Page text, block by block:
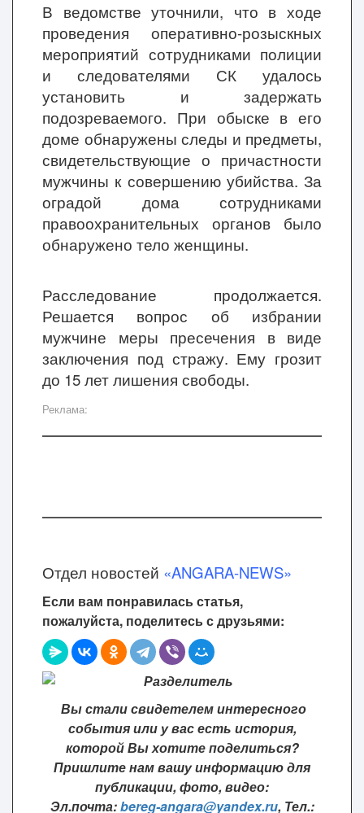
В ведомстве уточнили, что в ходе
проведения оперативно-розыскных
мероприятий сотрудниками полиции
и следователями СК удалось
установить и задержать
подозреваемого. При обыске в его
доме обнаружены следы и предметы,
свидетельствующие о причастности
мужчины к совершению убийства. За
оградой дома
сотрудниками
правоохранительных органов было
обнаружено тело женщины.
Расследование продолжается.
Решается вопрос об избрании
мужчине меры пресечения в виде
заключения под стражу. Ему грозит
до 15 лет лишения свободы.
Реклама:
Отдел новостей «ANGARA-NEWS»
Если вам понравилась статья,
пожалуйста, поделитесь с друзьями:
Вы стали свидетелем интересного
события или у вас есть история,
которой Вы хотите поделиться?
Пришлите нам вашу информацию для
публикации, фото, видео:
Эл.почта:bereg-angara@yandex.ru, Тел.: